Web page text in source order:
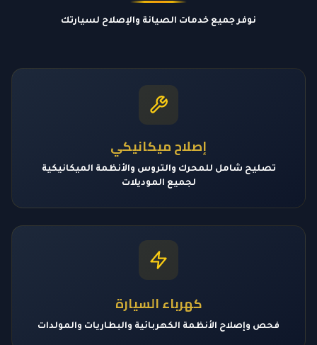
نوفر جميع خدمات الصيانة والإصلاح لسيارتك
إصلاح ميكانيكي
تصليح شامل للمحرك والتروس والأنظمة الميكانيكية
لجميع الموديلات
كهرباء السيارة
فحص وإصلاح الأنظمة الكهربائية والبطاريات والمولدات